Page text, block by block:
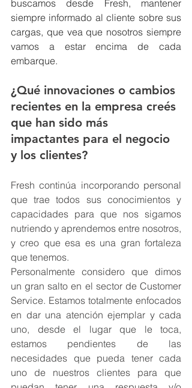
buscamos desde Fresh, mantener
siempre informado al cliente sobre sus
cargas, que vea que nosotros siempre
vamos a estar encima de cada
embarque.
¿Qué innovaciones o cambios
recientes en la empresa creés
que han sido más
impactantes para el negocio
y los clientes?
Fresh continúa incorporando personal
que trae todos sus conocimientos y
capacidades para que nos sigamos
nutriendo y aprendemos entre nosotros,
y creo que esa es una gran fortaleza
que tenemos.
Personalmente considero que dimos
un gran salto en el sector de Customer
Service. Estamos totalmente enfocados
en dar una atención ejemplar y cada
uno, desde el lugar que le toca,
estamos pendientes de las
necesidades que pueda tener cada
uno de nuestros clientes para que